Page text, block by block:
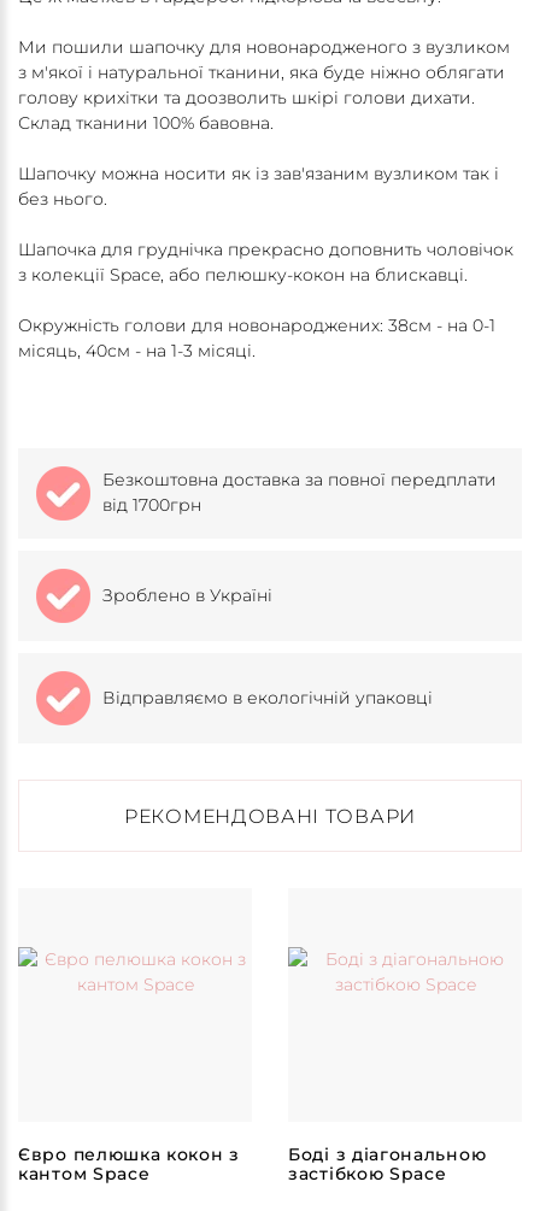
Ми пошили шапочку для новонародженого з вузликом
з м'якої і натуральної тканини, яка буде ніжно облягати
голову крихітки та доозволить шкірі голови дихати.
Склад тканини 100% бавовна.
Шапочку можна носити як із зав'язаним вузликом так і
без нього.
Шапочка для груднічка прекрасно доповнить чоловічок
з колекції Space, або пелюшку-кокон на блискавці.
Окружність голови для новонароджених: 38см - на 0-1
місяць, 40см - на 1-3 місяці.
Безкоштовна доставка за повної передплати
від 1700грн
Зроблено в Україні
Відправляємо в екологічній упаковці
РЕКОМЕНДОВАНІ ТОВАРИ
Євро пелюшка кокон з
кантом Space
Боді з діагональною
застібкою Space